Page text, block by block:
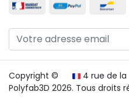
4 rue de la
Copyright ©
Polyfab3D 2026. Tous droits